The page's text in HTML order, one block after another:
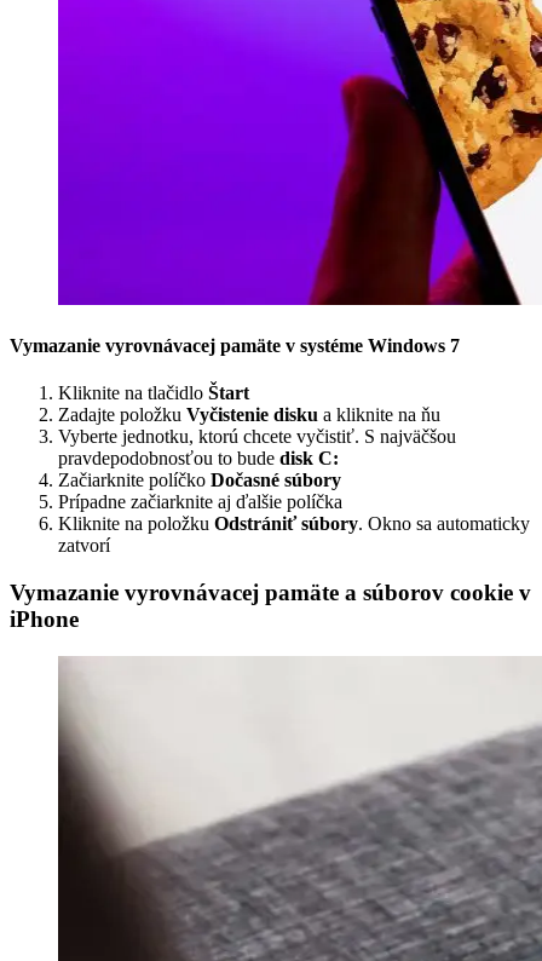
Vymazanie vyrovnávacej pamäte v systéme Windows 7
Kliknite na tlačidlo Štart
Zadajte položku Vyčistenie disku a kliknite na ňu
Vyberte jednotku, ktorú chcete vyčistiť. S najväčšou
pravdepodobnosťou to bude disk C:
Začiarknite políčko Dočasné súbory
Prípadne začiarknite aj ďalšie políčka
Kliknite na položku Odstrániť súbory. Okno sa automaticky
zatvorí
Vymazanie vyrovnávacej pamäte a súborov cookie v
iPhone